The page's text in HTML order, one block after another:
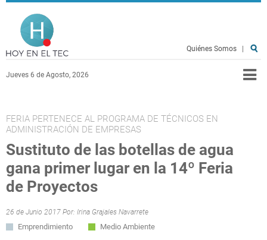
Pasar al contenido principal
Jueves 6 de Agosto, 2026
Quiénes Somos
FERIA PERTENECE AL PROGRAMA DE TÉCNICOS EN
ADMINISTRACIÓN DE EMPRESAS
Sustituto de las botellas de agua
gana primer lugar en la 14º Feria
de Proyectos
26 de Junio 2017 Por: Irina Grajales Navarrete
Emprendimiento Medio Ambiente